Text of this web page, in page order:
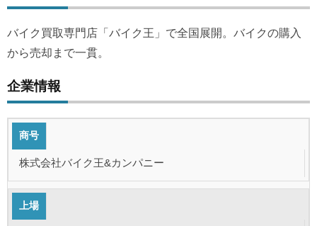
バイク買取専門店「バイク王」で全国展開。バイクの購入
から売却まで一貫。
企業情報
商号
株式会社バイク王&カンパニー
上場